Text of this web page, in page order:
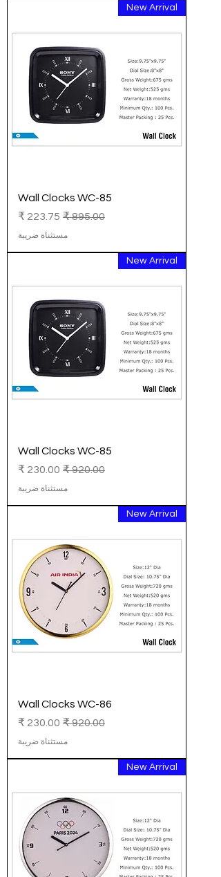
New Arrival
Wall Clocks WC-85
سعر عاديسعر البيع
مستثناة ضريبة
New Arrival
Wall Clocks WC-85
سعر عاديسعر البيع
مستثناة ضريبة
New Arrival
Wall Clocks WC-86
سعر عاديسعر البيع
مستثناة ضريبة
New Arrival